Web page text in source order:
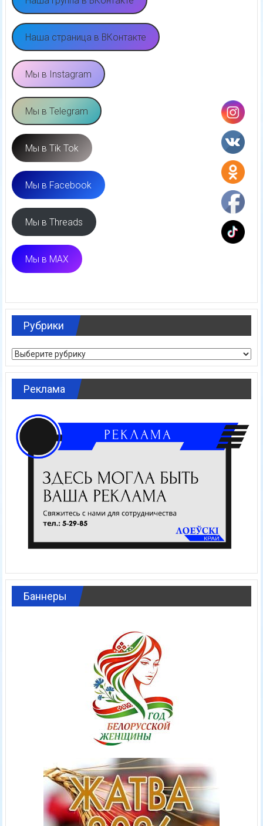
Наша страница в ВКонтакте
Мы в Instagram
Мы в Telegram
Мы в Tik Tok
Мы в Facebook
Мы в Threads
Мы в MAX
Рубрики
Рубрики
Реклама
Баннеры